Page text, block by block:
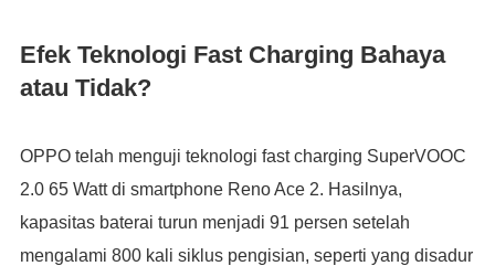
Efek Teknologi Fast Charging Bahaya
atau Tidak?
OPPO telah menguji teknologi fast charging SuperVOOC
2.0 65 Watt di smartphone Reno Ace 2. Hasilnya,
kapasitas baterai turun menjadi 91 persen setelah
mengalami 800 kali siklus pengisian, seperti yang disadur